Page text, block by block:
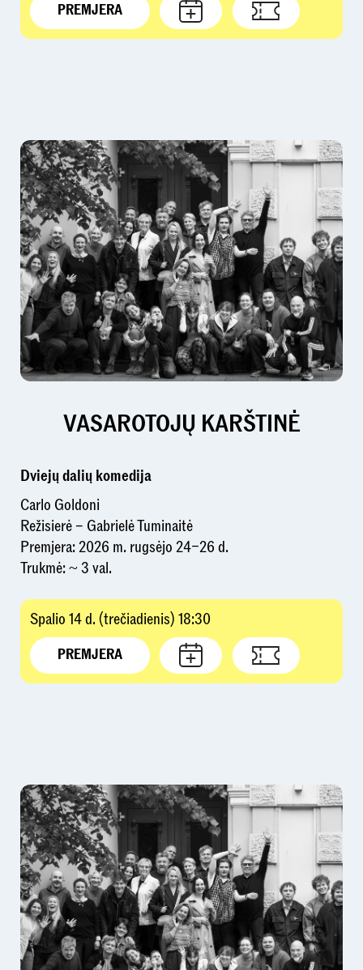
PREMJERA
VASAROTOJŲ KARŠTINĖ
Dviejų dalių komedija
Carlo Goldoni
Režisierė – Gabrielė Tuminaitė
Premjera: 2026 m. rugsėjo 24–26 d.
Trukmė: ~ 3 val.
Spalio 14 d. (trečiadienis) 18:30
PREMJERA